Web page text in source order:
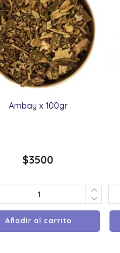
Ambay x 100gr
$3500
Añadir al carrito